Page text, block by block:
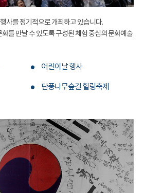
사를 정기적으로 개최하고 있습니다.
를 만날 수 있도록 구성된 체험 중심의 문화예술
어린이날 행사
단풍나무숲길 힐링축제